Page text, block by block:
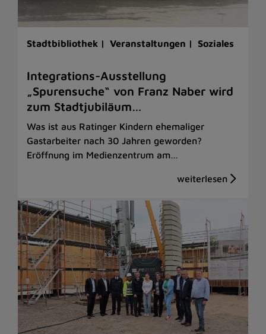
Stadtbibliothek | Veranstaltungen | Soziales
Integrations-Ausstellung
„Spurensuche“ von Franz Naber wird
zum Stadtjubiläum…
Was ist aus Ratinger Kindern ehemaliger
Gastarbeiter nach 30 Jahren geworden?
Eröffnung im Medienzentrum am…